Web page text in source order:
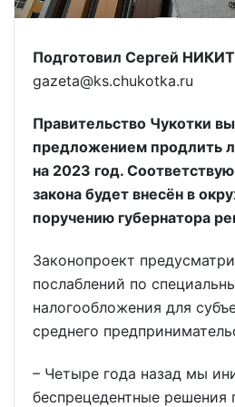
Подготовил Сергей
gazeta@ks.chukotka.ru
Правительство Чукотки
предложением продлить
на 2023 год.
закона будет внесён в
поручению губернатора
Законопроект
послаблений по
налогообложения для
среднего
– Четыре года назад мы
беспрецедентные решения